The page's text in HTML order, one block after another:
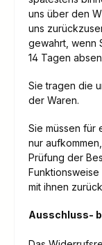
uns über den
uns
gewahrt, wenn
14 Tagen
Sie tragen die
der Waren.
Sie müssen für
nur
Prüfung der
mit ihnen
Ausschluss-